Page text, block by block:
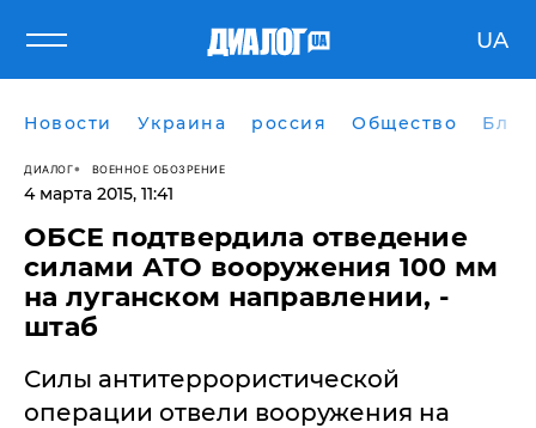
UA
Новости Украина россия Общество
ДИАЛОГ ВОЕННОЕ ОБОЗРЕНИЕ
4 марта 2015, 11:41
ОБСЕ подтвердила отведение
силами АТО вооружения 100 мм
на луганском направлении, -
штаб
Силы антитеррористической
операции отвели вооружения на